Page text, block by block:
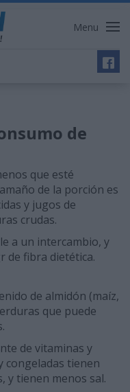
Menu
de
que esté
de la porción es
y jugos de
crudas.
a un intercambio, y
de fibra dietética.
de almidón (maíz,
que puede
de vitaminas y
congeladas tienen
y tienen menos sal.